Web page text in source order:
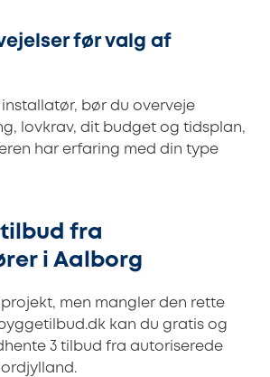
før valg af
bør du overveje
lovkrav, dit budget og tidsplan,
har erfaring med din type
tilbud fra
i Aalborg
men mangler den rette
kan du gratis og
3 tilbud fra autoriserede